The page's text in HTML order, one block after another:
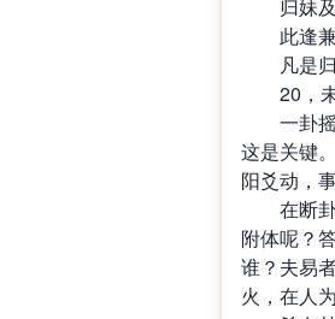
归妹及
此逢兼
凡是归
20，未
一卦摇
这是关键
阳爻动，
在断卦
附体呢？
谁？夫易
火，在人